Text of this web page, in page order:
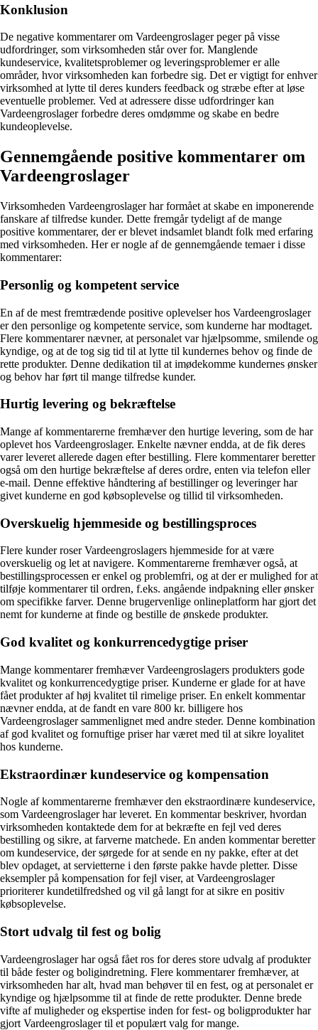
Konklusion
De negative kommentarer om Vardeengroslager peger på visse
udfordringer, som virksomheden står over for. Manglende
kundeservice, kvalitetsproblemer og leveringsproblemer er alle
områder, hvor virksomheden kan forbedre sig. Det er vigtigt for enhver
virksomhed at lytte til deres kunders feedback og stræbe efter at løse
eventuelle problemer. Ved at adressere disse udfordringer kan
Vardeengroslager forbedre deres omdømme og skabe en bedre
kundeoplevelse.
Gennemgående positive kommentarer om
Vardeengroslager
Virksomheden Vardeengroslager har formået at skabe en imponerende
fanskare af tilfredse kunder. Dette fremgår tydeligt af de mange
positive kommentarer, der er blevet indsamlet blandt folk med erfaring
med virksomheden. Her er nogle af de gennemgående temaer i disse
kommentarer:
Personlig og kompetent service
En af de mest fremtrædende positive oplevelser hos Vardeengroslager
er den personlige og kompetente service, som kunderne har modtaget.
Flere kommentarer nævner, at personalet var hjælpsomme, smilende og
kyndige, og at de tog sig tid til at lytte til kundernes behov og finde de
rette produkter. Denne dedikation til at imødekomme kundernes ønsker
og behov har ført til mange tilfredse kunder.
Hurtig levering og bekræftelse
Mange af kommentarerne fremhæver den hurtige levering, som de har
oplevet hos Vardeengroslager. Enkelte nævner endda, at de fik deres
varer leveret allerede dagen efter bestilling. Flere kommentarer beretter
også om den hurtige bekræftelse af deres ordre, enten via telefon eller
e-mail. Denne effektive håndtering af bestillinger og leveringer har
givet kunderne en god købsoplevelse og tillid til virksomheden.
Overskuelig hjemmeside og bestillingsproces
Flere kunder roser Vardeengroslagers hjemmeside for at være
overskuelig og let at navigere. Kommentarerne fremhæver også, at
bestillingsprocessen er enkel og problemfri, og at der er mulighed for at
tilføje kommentarer til ordren, f.eks. angående indpakning eller ønsker
om specifikke farver. Denne brugervenlige onlineplatform har gjort det
nemt for kunderne at finde og bestille de ønskede produkter.
God kvalitet og konkurrencedygtige priser
Mange kommentarer fremhæver Vardeengroslagers produkters gode
kvalitet og konkurrencedygtige priser. Kunderne er glade for at have
fået produkter af høj kvalitet til rimelige priser. En enkelt kommentar
nævner endda, at de fandt en vare 800 kr. billigere hos
Vardeengroslager sammenlignet med andre steder. Denne kombination
af god kvalitet og fornuftige priser har været med til at sikre loyalitet
hos kunderne.
Ekstraordinær kundeservice og kompensation
Nogle af kommentarerne fremhæver den ekstraordinære kundeservice,
som Vardeengroslager har leveret. En kommentar beskriver, hvordan
virksomheden kontaktede dem for at bekræfte en fejl ved deres
bestilling og sikre, at farverne matchede. En anden kommentar beretter
om kundeservice, der sørgede for at sende en ny pakke, efter at det
blev opdaget, at servietterne i den første pakke havde pletter. Disse
eksempler på kompensation for fejl viser, at Vardeengroslager
prioriterer kundetilfredshed og vil gå langt for at sikre en positiv
købsoplevelse.
Stort udvalg til fest og bolig
Vardeengroslager har også fået ros for deres store udvalg af produkter
til både fester og boligindretning. Flere kommentarer fremhæver, at
virksomheden har alt, hvad man behøver til en fest, og at personalet er
kyndige og hjælpsomme til at finde de rette produkter. Denne brede
vifte af muligheder og ekspertise inden for fest- og boligprodukter har
gjort Vardeengroslager til et populært valg for mange.